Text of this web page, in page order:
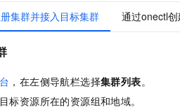
集群并接入目标集群 通过onectl
，在左侧导航栏选择集群列表。
标资源所在的资源组和地域。
大模型服务平台百炼-应用模版
验 夜间 5 折，Qwen/Meoo/TokenPlan 客
ERP
OA 办公系统
财税管理